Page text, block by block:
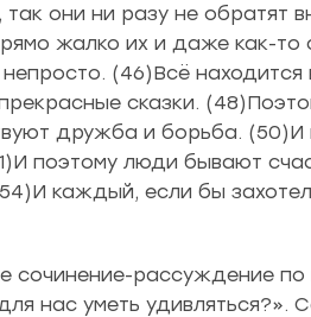
так они ни разу не обратят
жалко их и даже как-то
(46)Всё
сказки.
дружба и борьба. (50)И
поэтому люди бывают
каждый, если бы
сочинение-рассуждение по
нас уметь